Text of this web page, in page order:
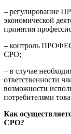
–
экономической
принятия
– контроль
СРО;
– в случае
ответственности
возможности
потребителями
Как
СРО?